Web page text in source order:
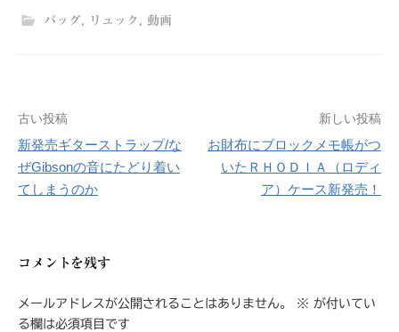
バッグ, リュック , 動画
投
稿
ナ
ゲ
ー
古い投稿
新発売ギターストラップ/な
ぜGibsonの音にたどり着い
てしまうのか
新しい投稿
お財布にブロックメモ帳がつ
いたＲＨＯＤＩＡ（ロディ
ア）ケース新発売！
コメントを残す
メールアドレスが公開されることはありません。 ※ が付いてい
る欄は必須項目です